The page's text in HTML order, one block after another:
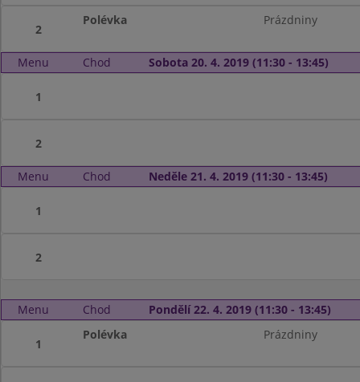
2
Polévka Prázdniny
Menu Chod Sobota 20. 4. 2019 (11:30 - 13:45)
1
2
Menu Chod Neděle 21. 4. 2019 (11:30 - 13:45)
1
2
Menu Chod Pondělí 22. 4. 2019 (11:30 - 13:45)
1
Polévka Prázdniny